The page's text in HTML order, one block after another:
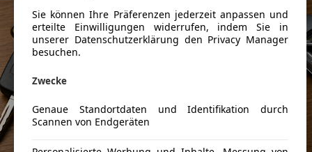
Sie können Ihre Präferenzen jederzeit anpassen und
erteilte Einwilligungen widerrufen, indem Sie in
unserer Datenschutzerklärung den Privacy Manager
besuchen.
Zwecke
Genaue Standortdaten und Identifikation durch
Scannen von Endgeräten